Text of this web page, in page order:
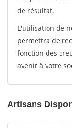
de résultat.
L'utilisation de
permettra de
fonction des
avenir à votre
Artisans